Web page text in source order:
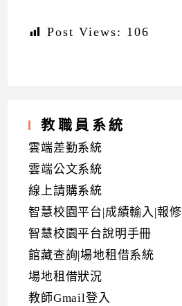
Post Views: 106
教職員系統
雲端差勤系統
雲端公文系統
線上請購系統
智慧校園平台|成績輸入|報修
智慧校園平台說明手冊
館藏查詢|場地租借系統
場地租借狀況
教師Gmail登入